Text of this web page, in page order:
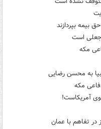
جعلی است
مکه
به محسن رضایی
مکه
آمریکاست!
تفاهم با عمان